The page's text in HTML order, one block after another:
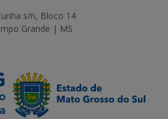
s/n, Bloco 14
Grande | MS